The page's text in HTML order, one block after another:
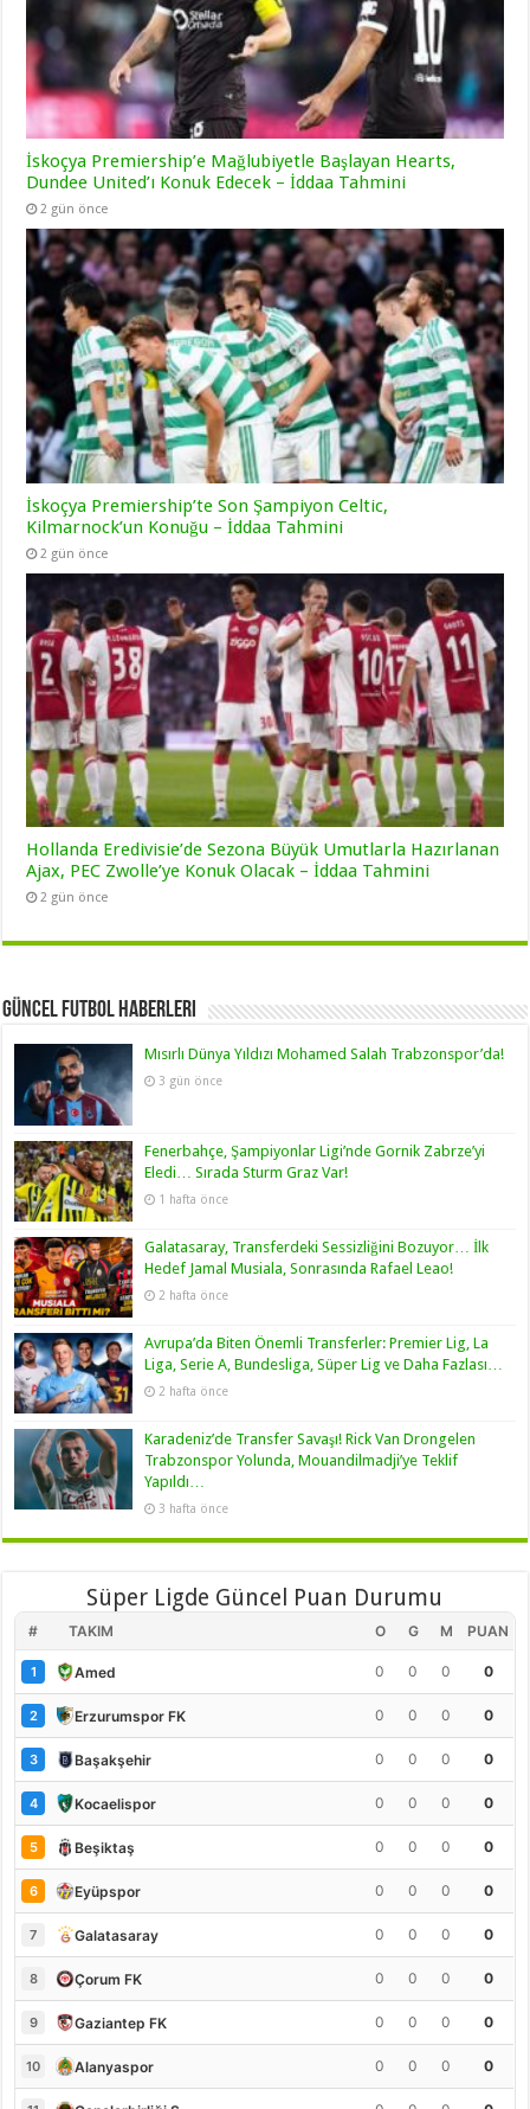
İskoçya Premiership’e Mağlubiyetle Başlayan Hearts,
Dundee United’ı Konuk Edecek – İddaa Tahmini
2 gün önce
İskoçya Premiership’te Son Şampiyon Celtic,
Kilmarnock’un Konuğu – İddaa Tahmini
2 gün önce
Hollanda Eredivisie’de Sezona Büyük Umutlarla Hazırlanan
Ajax, PEC Zwolle’ye Konuk Olacak – İddaa Tahmini
2 gün önce
Güncel Futbol Haberleri
Mısırlı Dünya Yıldızı Mohamed Salah Trabzonspor’da!
3 gün önce
Fenerbahçe, Şampiyonlar Ligi’nde Gornik Zabrze’yi
Eledi… Sırada Sturm Graz Var!
1 hafta önce
Galatasaray, Transferdeki Sessizliğini Bozuyor… İlk
Hedef Jamal Musiala, Sonrasında Rafael Leao!
2 hafta önce
Avrupa’da Biten Önemli Transferler: Premier Lig, La
Liga, Serie A, Bundesliga, Süper Lig ve Daha Fazlası…
2 hafta önce
Karadeniz’de Transfer Savaşı! Rick Van Drongelen
Trabzonspor Yolunda, Mouandilmadji’ye Teklif
Yapıldı…
3 hafta önce
Süper Ligde Güncel Puan Durumu
# TAKIM O G M PUAN
1 Amed 0 0 0 0
2 Erzurumspor FK 0 0 0 0
3 Başakşehir 0 0 0 0
4 Kocaelispor 0 0 0 0
5 Beşiktaş 0 0 0 0
6 Eyüpspor 0 0 0 0
7 Galatasaray 0 0 0 0
8 Çorum FK 0 0 0 0
9 Gaziantep FK 0 0 0 0
10 Alanyaspor 0 0 0 0